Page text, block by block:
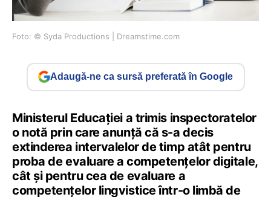
Foto: © Syda Productions | Dreamstime.com
Adaugă-ne ca sursă preferată în Google
Ministerul Educației a trimis inspectoratelor
o notă prin care anunță că s-a decis
extinderea intervalelor de timp atât pentru
proba de evaluare a competențelor digitale,
cât și pentru cea de evaluare a
competențelor lingvistice într-o limbă de